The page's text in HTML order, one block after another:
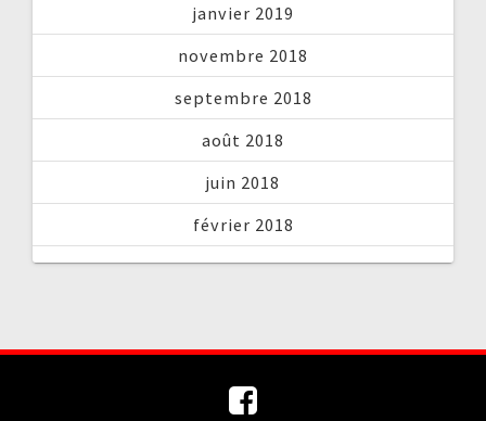
janvier 2019
novembre 2018
septembre 2018
août 2018
juin 2018
février 2018